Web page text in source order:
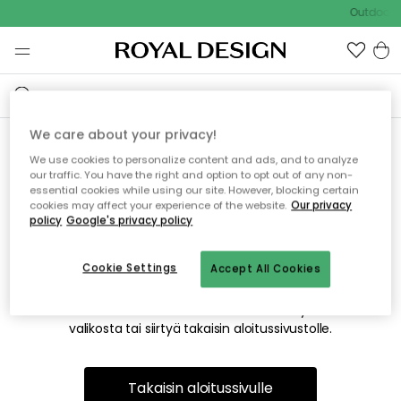
Outdoor
Emme valitettavasti löydä
etsimääsi sivua
Tämä voi johtua siitä, että sivua ei enää ole tai siitä, että se
on siirretty muualle. Pahoittelemme tästä mahdollisesti
valikosta tai siirtyä takaisin aloitussivustolle.
Takaisin aloitussivulle
We care about your privacy!
We use cookies to personalize content and ads, and to analyze
our traffic. You have the right and option to opt out of any non-
essential cookies while using our site. However, blocking certain
cookies may affect your experience of the website. Our privacy
policy Google's privacy policy
Accept All Cookies
Cookie Settings